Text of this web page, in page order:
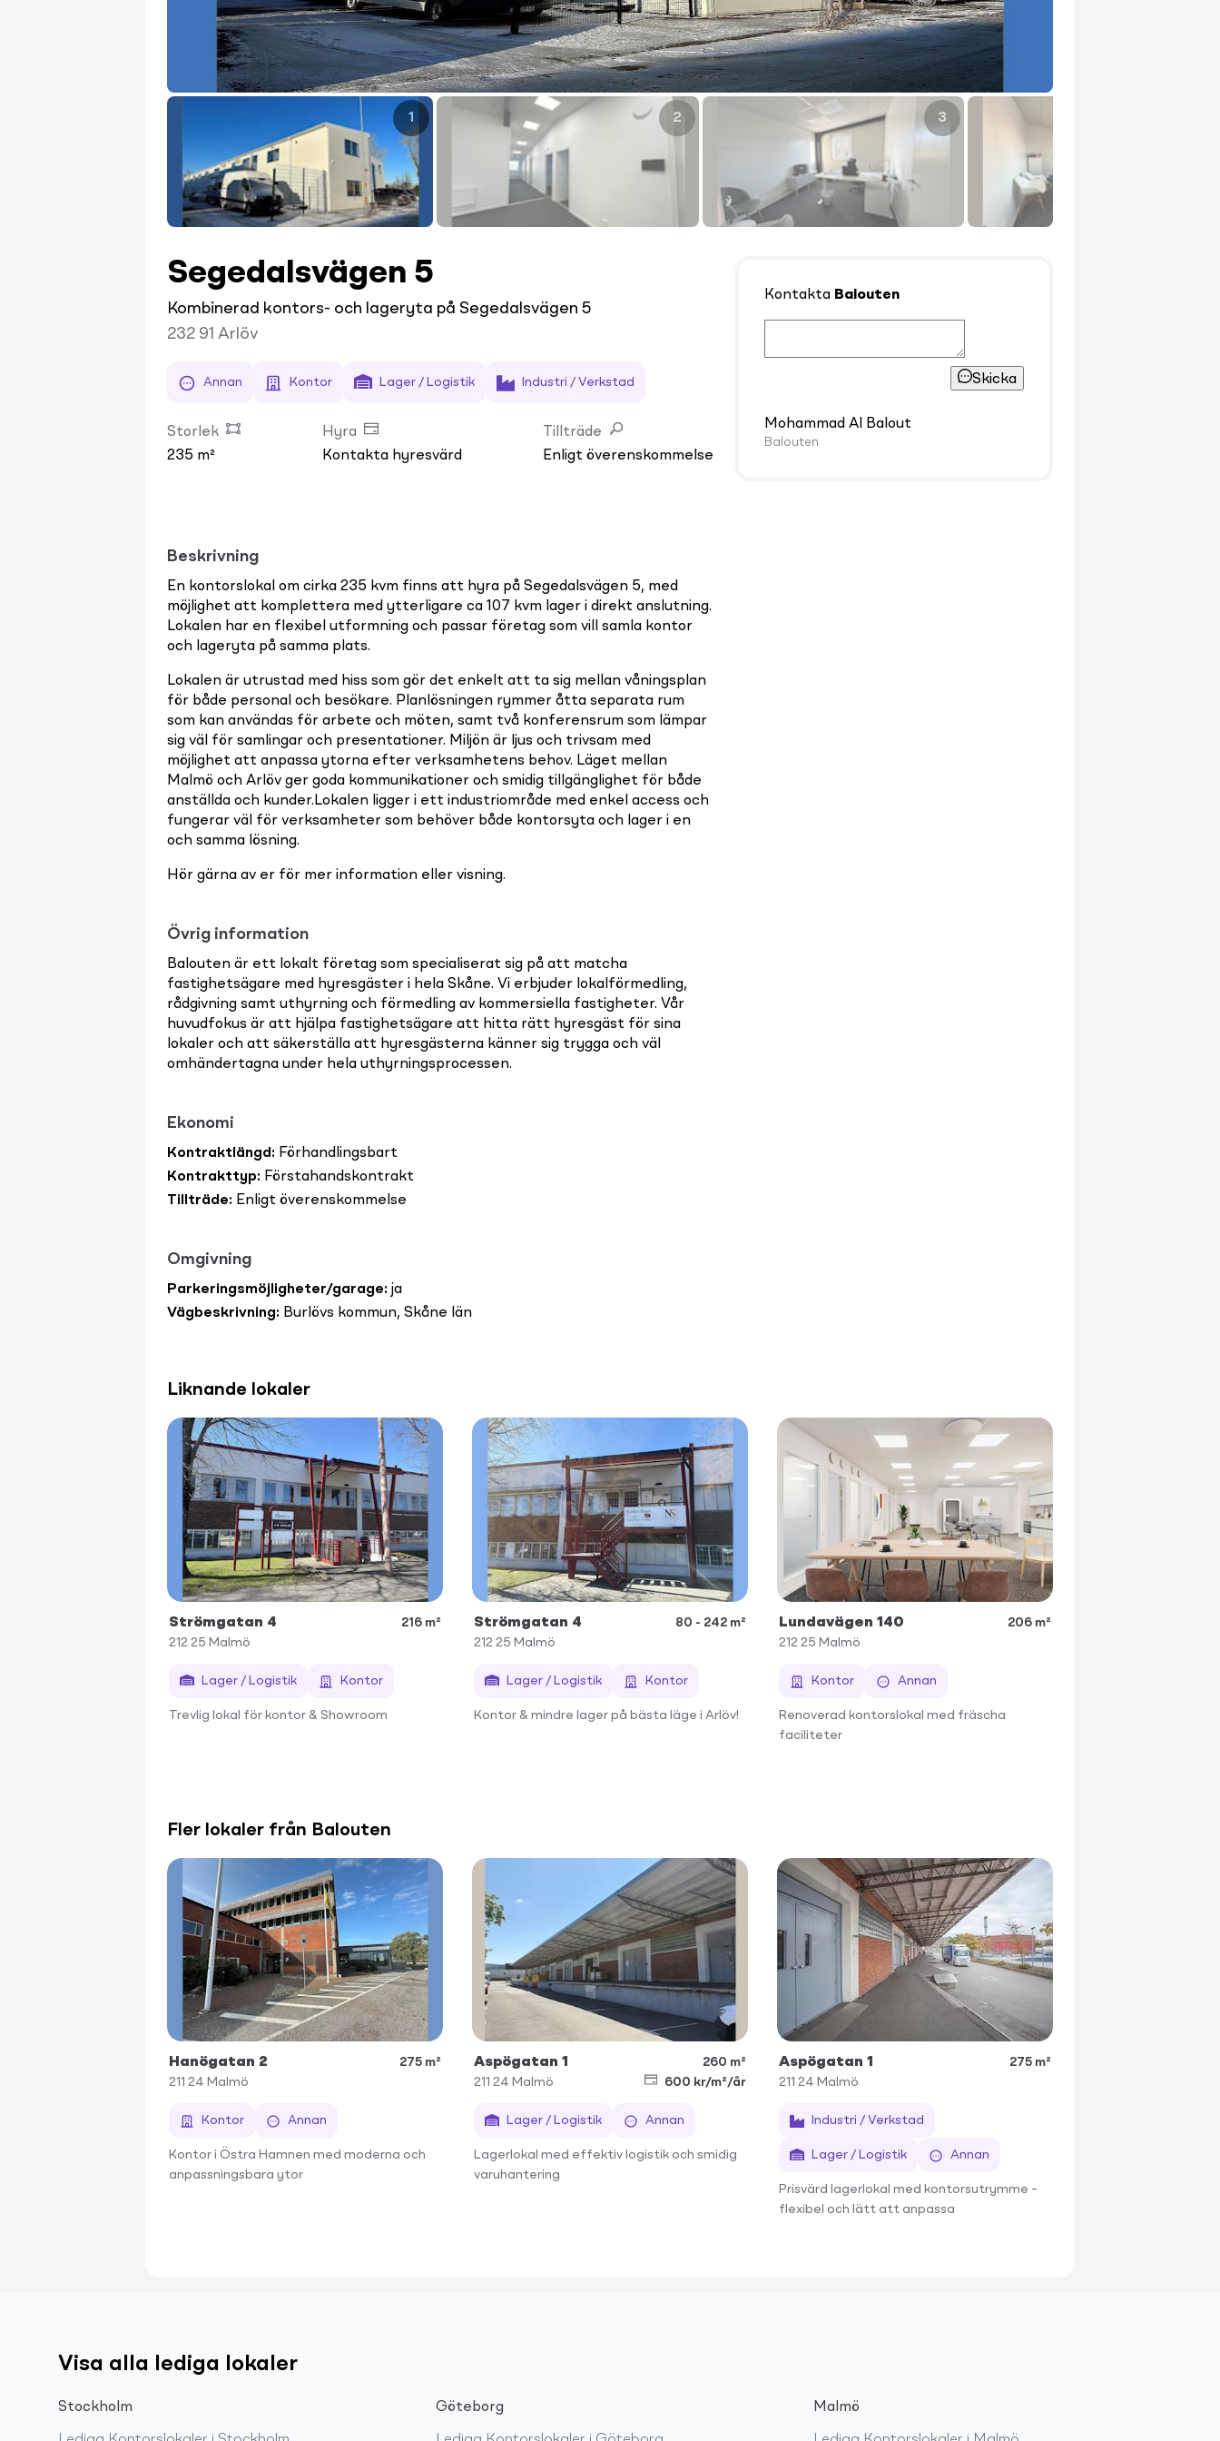
1 2 3
Segedalsvägen 5
Kombinerad kontors- och lageryta på Segedalsvägen 5
232 91 Arlöv
Annan Kontor Lager / Logistik Industri / Verkstad
Storlek
235 m²
Hyra
Kontakta hyresvärd
Tillträde
Enligt överenskommelse
Beskrivning
En kontorslokal om cirka 235 kvm finns att hyra på Segedalsvägen 5, med
möjlighet att komplettera med ytterligare ca 107 kvm lager i direkt anslutning.
Lokalen har en flexibel utformning och passar företag som vill samla kontor
och lageryta på samma plats.
Lokalen är utrustad med hiss som gör det enkelt att ta sig mellan våningsplan
för både personal och besökare. Planlösningen rymmer åtta separata rum
som kan användas för arbete och möten, samt två konferensrum som lämpar
sig väl för samlingar och presentationer. Miljön är ljus och trivsam med
möjlighet att anpassa ytorna efter verksamhetens behov. Läget mellan
Malmö och Arlöv ger goda kommunikationer och smidig tillgänglighet för både
anställda och kunder.Lokalen ligger i ett industriområde med enkel access och
fungerar väl för verksamheter som behöver både kontorsyta och lager i en
och samma lösning.
Hör gärna av er för mer information eller visning.
Övrig information
Balouten är ett lokalt företag som specialiserat sig på att matcha
fastighetsägare med hyresgäster i hela Skåne. Vi erbjuder lokalförmedling,
rådgivning samt uthyrning och förmedling av kommersiella fastigheter. Vår
huvudfokus är att hjälpa fastighetsägare att hitta rätt hyresgäst för sina
lokaler och att säkerställa att hyresgästerna känner sig trygga och väl
omhändertagna under hela uthyrningsprocessen.
Ekonomi
Kontraktlängd : Förhandlingsbart
Kontrakttyp: Förstahandskontrakt
Tillträde: Enligt överenskommelse
Omgivning
Parkeringsmöjligheter/garage: ja
Vägbeskrivning: Burlövs kommun, Skåne län
Kontakta Balouten
Skicka
Mohammad Al Balout
Balouten
Liknande lokaler
Strömgatan 4
216 m²
212 25 Malmö
Lager / Logistik Kontor
Trevlig lokal för kontor & Showroom
Strömgatan 4
80 - 242 m²
212 25 Malmö
Lager / Logistik Kontor
Kontor & mindre lager på bästa läge i Arlöv!
Lundavägen 140
206 m²
212 25 Malmö
Kontor Annan
Renoverad kontorslokal med fräscha
faciliteter
Fler lokaler från Balouten
Hanögatan 2
275 m²
211 24 Malmö
Kontor Annan
Kontor i Östra Hamnen med moderna och
anpassningsbara ytor
Aspögatan 1
260 m²
211 24 Malmö 600 kr/m²/år
Lager / Logistik Annan
Lagerlokal med effektiv logistik och smidig
varuhantering
Aspögatan 1
275 m²
211 24 Malmö
Industri / Verkstad
Lager / Logistik Annan
Prisvärd lagerlokal med kontorsutrymme –
flexibel och lätt att anpassa
Visa alla lediga lokaler
Stockholm Göteborg Malmö